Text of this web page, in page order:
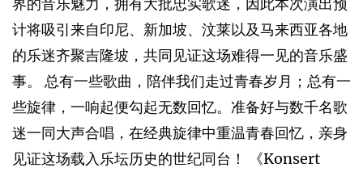
计将吸引来自印尼、新加坡、汶莱以及马来西亚各地
的乐迷齐聚吉隆坡，共同见证这场难得一见的音乐盛
事。 总有一些歌曲，陪伴我们走过青春岁月；总有一
些旋律，一响起便勾起无数回忆。准备好与数千名歌
迷一同大声合唱，在经典旋律中重温青春回忆，亲身
见证这场载入乐坛历史的世纪同台！ 《Konsert